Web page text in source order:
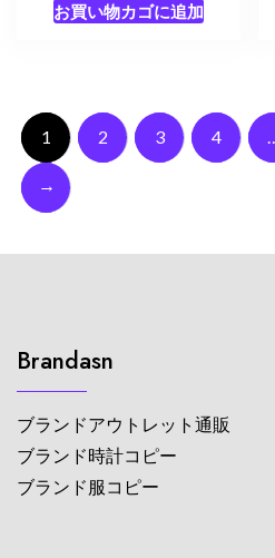
お買い物カゴに追加
1 2 3 4
→
Brandasn
ブランドアウトレット通販
ブランド時計コピー
ブランド服コピー